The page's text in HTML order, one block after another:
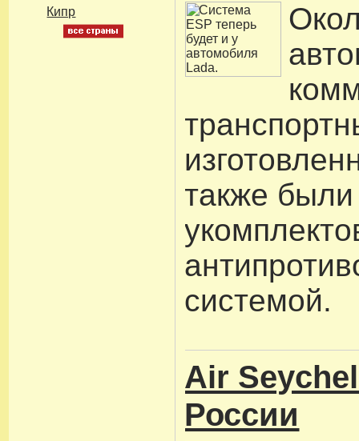
Кипр
также были
системой.
Air
России